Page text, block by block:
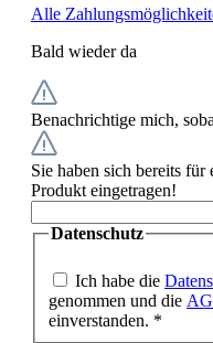
Alle
Bald wieder da
Benachrichtige mich,
Sie haben sich bereits
Produkt eingetragen!
Datenschutz
Ich habe die
genommen und die
einverstanden. *